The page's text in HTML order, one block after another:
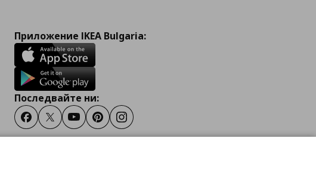
Приложение IKEA Bulgaria:
Последвайте ни:
FacebookTwitterYoutubePinterestInstagram